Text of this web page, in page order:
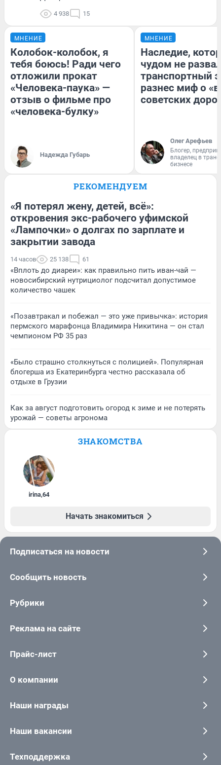
4 938 15
МНЕНИЕ
Колобок-колобок, я
тебя боюсь! Ради чего
отложили прокат
«Человека-паука» —
отзыв о фильме про
«человека-булку»
Надежда Губарь
МНЕНИЕ
Наследие,
чудом не
транспортный
разнес миф о
советских
Олег Арефьев
Блогер,
владелец в
бизнесе
РЕКОМЕНДУЕМ
«Я потерял жену, детей, всё»:
откровения экс-рабочего уфимской
«Лампочки» о долгах по зарплате и
закрытии завода
14 часов 25 138 61
«Вплоть до диареи»: как правильно пить иван-чай —
новосибирский нутрициолог подсчитал допустимое
количество чашек
«Позавтракал и побежал — это уже привычка»: история
пермского марафонца Владимира Никитина — он стал
чемпионом РФ 35 раз
«Было страшно столкнуться с полицией». Популярная
блогерша из Екатеринбурга честно рассказала об
отдыхе в Грузии
Как за август подготовить огород к зиме и не потерять
урожай — советы агронома
ЗНАКОМСТВА
irina,64
Начать знакомиться
Подписаться на новости
Сообщить новость
Рубрики
Реклама на сайте
Прайс-лист
О компании
Наши награды
Наши вакансии
Техподдержка